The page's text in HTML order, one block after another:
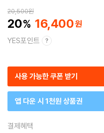
20,500원
20 16,400
YES포인트
사용 가능한 쿠폰 받기
앱 다운 시 1천원 상품권
결제혜택